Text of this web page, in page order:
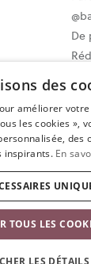
De
rétractation
AB. Tous
des
améliorer
les cookies »,
des
inspirants. En
TOUS LES
LES DÉTAILS